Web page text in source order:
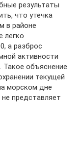
результаты
что утечка
в районе
легко
а разброс
активности
Такое объяснение
текущей
морском дне
представляет